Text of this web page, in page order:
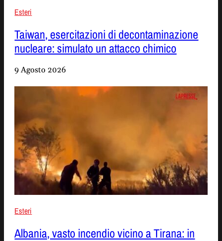
Esteri
Taiwan, esercitazioni di decontaminazione
nucleare: simulato un attacco chimico
9 Agosto 2026
Esteri
Albania, vasto incendio vicino a Tirana: in